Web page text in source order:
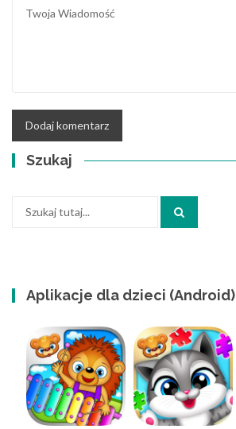
Szukaj
Aplikacje dla dzieci (Android)